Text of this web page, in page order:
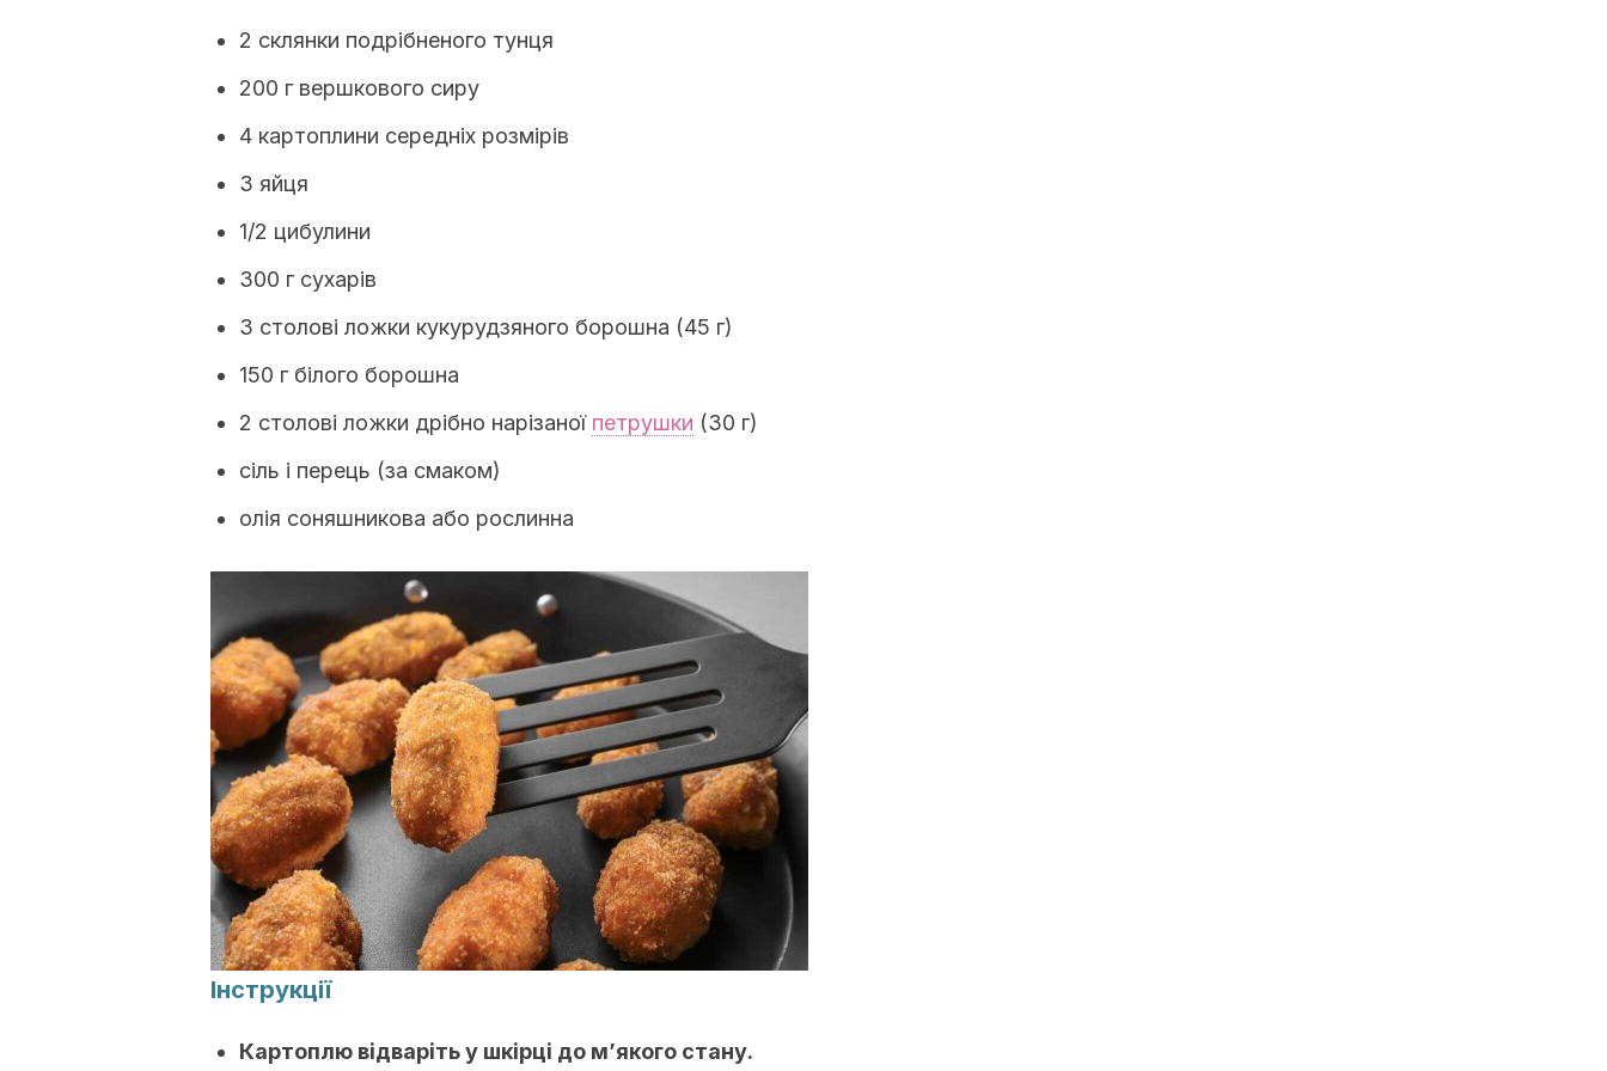
2 склянки подрібненого тунця
200 г вершкового сиру
4 картоплини середніх розмірів
3 яйця
1/2 цибулини
300 г сухарів
3 столові ложки кукурудзяного борошна (45 г)
150 г білого борошна
2 столові ложки дрібно нарізаної петрушки (30 г)
сіль і перець (за смаком)
олія соняшникова або рослинна
Інструкції
Картоплю відваріть у шкірці до м’якого стану.